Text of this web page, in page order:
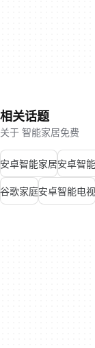
相关话题
关于 智能家居免费
安卓智能家居安卓智
谷歌家庭安卓智能电视